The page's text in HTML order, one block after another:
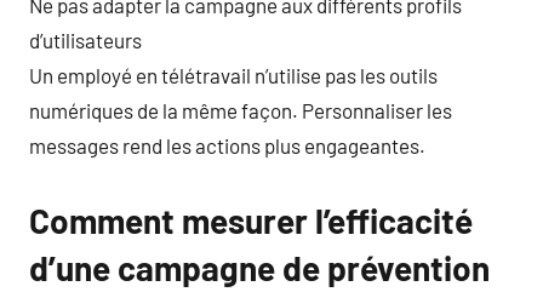
d’utilisateurs
Un employé en télétravail n’utilise pas les outils
numériques de la même façon. Personnaliser les
messages rend les actions plus engageantes.
Comment mesurer l’efficacité
d’une campagne de prévention